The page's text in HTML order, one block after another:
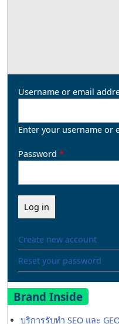
Username or email
Enter your username or
Password
Create new account
Reset your password
Brand Inside
บริการรับทำ SEO และ